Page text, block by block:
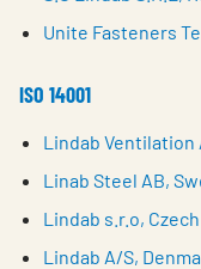
Unite Fasteners
ISO 14001
Lindab Ventilation
Linab Steel AB,
Lindab s.r.o,
Lindab A/S,